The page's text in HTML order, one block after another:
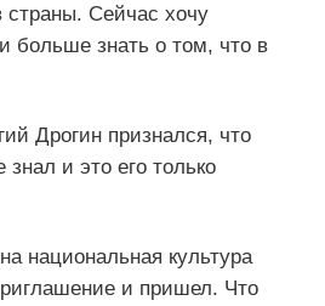
страны. Сейчас хочу
больше знать о том, что в
Дрогин признался, что
и это его только
национальная культура
и пришел. Что